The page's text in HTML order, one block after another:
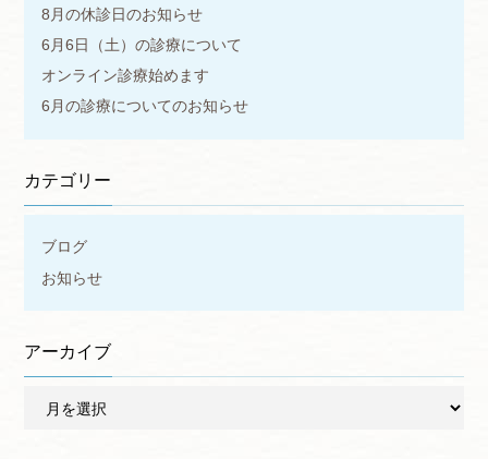
8月の休診日のお知らせ
6月6日（土）の診療について
オンライン診療始めます
6月の診療についてのお知らせ
カテゴリー
ブログ
お知らせ
アーカイブ